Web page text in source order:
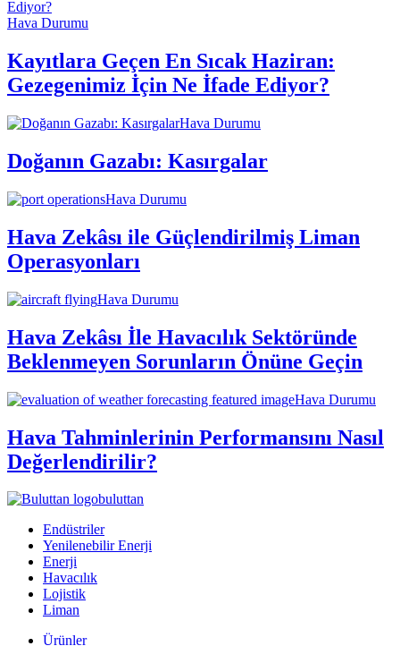
Hava Durumu
Kayıtlara Geçen En Sıcak Haziran:
Gezegenimiz İçin Ne İfade Ediyor?
Hava Durumu
Doğanın Gazabı: Kasırgalar
Hava Durumu
Hava Zekâsı ile Güçlendirilmiş Liman
Operasyonları
Hava Durumu
Hava Zekâsı İle Havacılık Sektöründe
Beklenmeyen Sorunların Önüne Geçin
Hava Durumu
Hava Tahminlerinin Performansını Nasıl
Değerlendirilir?
buluttan
Endüstriler
Yenilenebilir Enerji
Enerji
Havacılık
Lojistik
Liman
Ürünler